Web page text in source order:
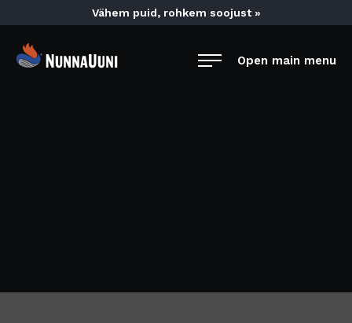
content
Vähem puid, rohkem soojust »
NunnaUuni
Open main menu